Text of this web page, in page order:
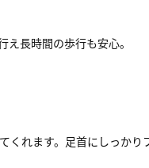
長時間の歩行も安心。
くれます。足首にしっかり